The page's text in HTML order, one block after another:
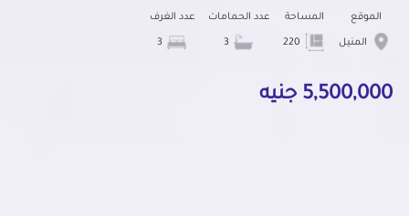
الموقع
المنيل
المساحة عدد الحمامات عدد الغرف
5,500,000 جنيه